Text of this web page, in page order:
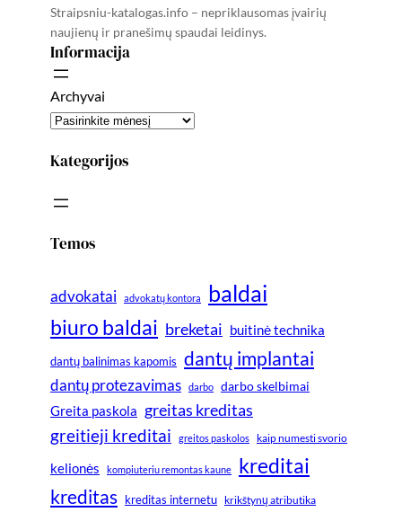
Straipsniu-katalogas.info – nepriklausomas įvairių
naujienų ir pranešimų spaudai leidinys.
Informacija
Archyvai
Kategorijos
Temos
advokatai advokatų kontora baldai
biuro baldai breketai buitinė technika
dantų balinimas kapomis dantų implantai
dantų protezavimas darbo darbo skelbimai
Greita paskola greitas kreditas
greitieji kreditai greitos paskolos kaip numesti svorio
kelionės kompiuteriu remontas kaune kreditai
kreditas kreditas internetu krikštynų atributika